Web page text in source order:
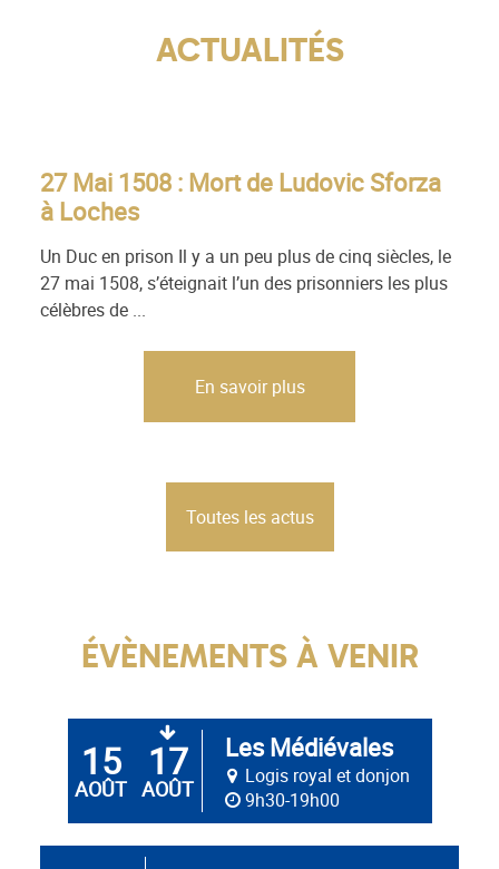
ACTUALITÉS
27 Mai 1508 : Mort de Ludovic Sforza
à Loches
Un Duc en prison Il y a un peu plus de cinq siècles, le
27 mai 1508, s’éteignait l’un des prisonniers les plus
célèbres de ...
En savoir plus
Toutes les actus
ÉVÈNEMENTS À VENIR
De15
AOÛT
au17
AOÛT
Les Médiévales
Logis royal et donjon
9h30-19h00